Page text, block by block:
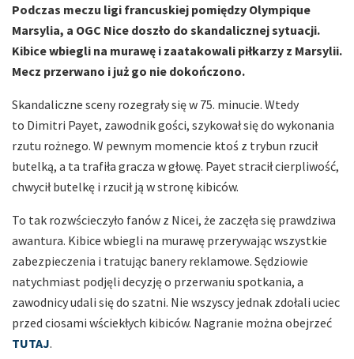
Podczas meczu ligi francuskiej pomiędzy Olympique
Marsylia, a OGC Nice doszło do skandalicznej sytuacji.
Kibice wbiegli na murawę i zaatakowali piłkarzy z Marsylii.
Mecz przerwano i już go nie dokończono.
Skandaliczne sceny rozegrały się w 75. minucie. Wtedy
to Dimitri Payet, zawodnik gości, szykował się do wykonania
rzutu rożnego. W pewnym momencie ktoś z trybun rzucił
butelką, a ta trafiła gracza w głowę. Payet stracił cierpliwość,
chwycił butelkę i rzucił ją w stronę kibiców.
To tak rozwścieczyło fanów z Nicei, że zaczęła się prawdziwa
awantura. Kibice wbiegli na murawę przerywając wszystkie
zabezpieczenia i tratując banery reklamowe. Sędziowie
natychmiast podjęli decyzję o przerwaniu spotkania, a
zawodnicy udali się do szatni. Nie wszyscy jednak zdołali uciec
przed ciosami wściekłych kibiców. Nagranie można obejrzeć
TUTAJ.